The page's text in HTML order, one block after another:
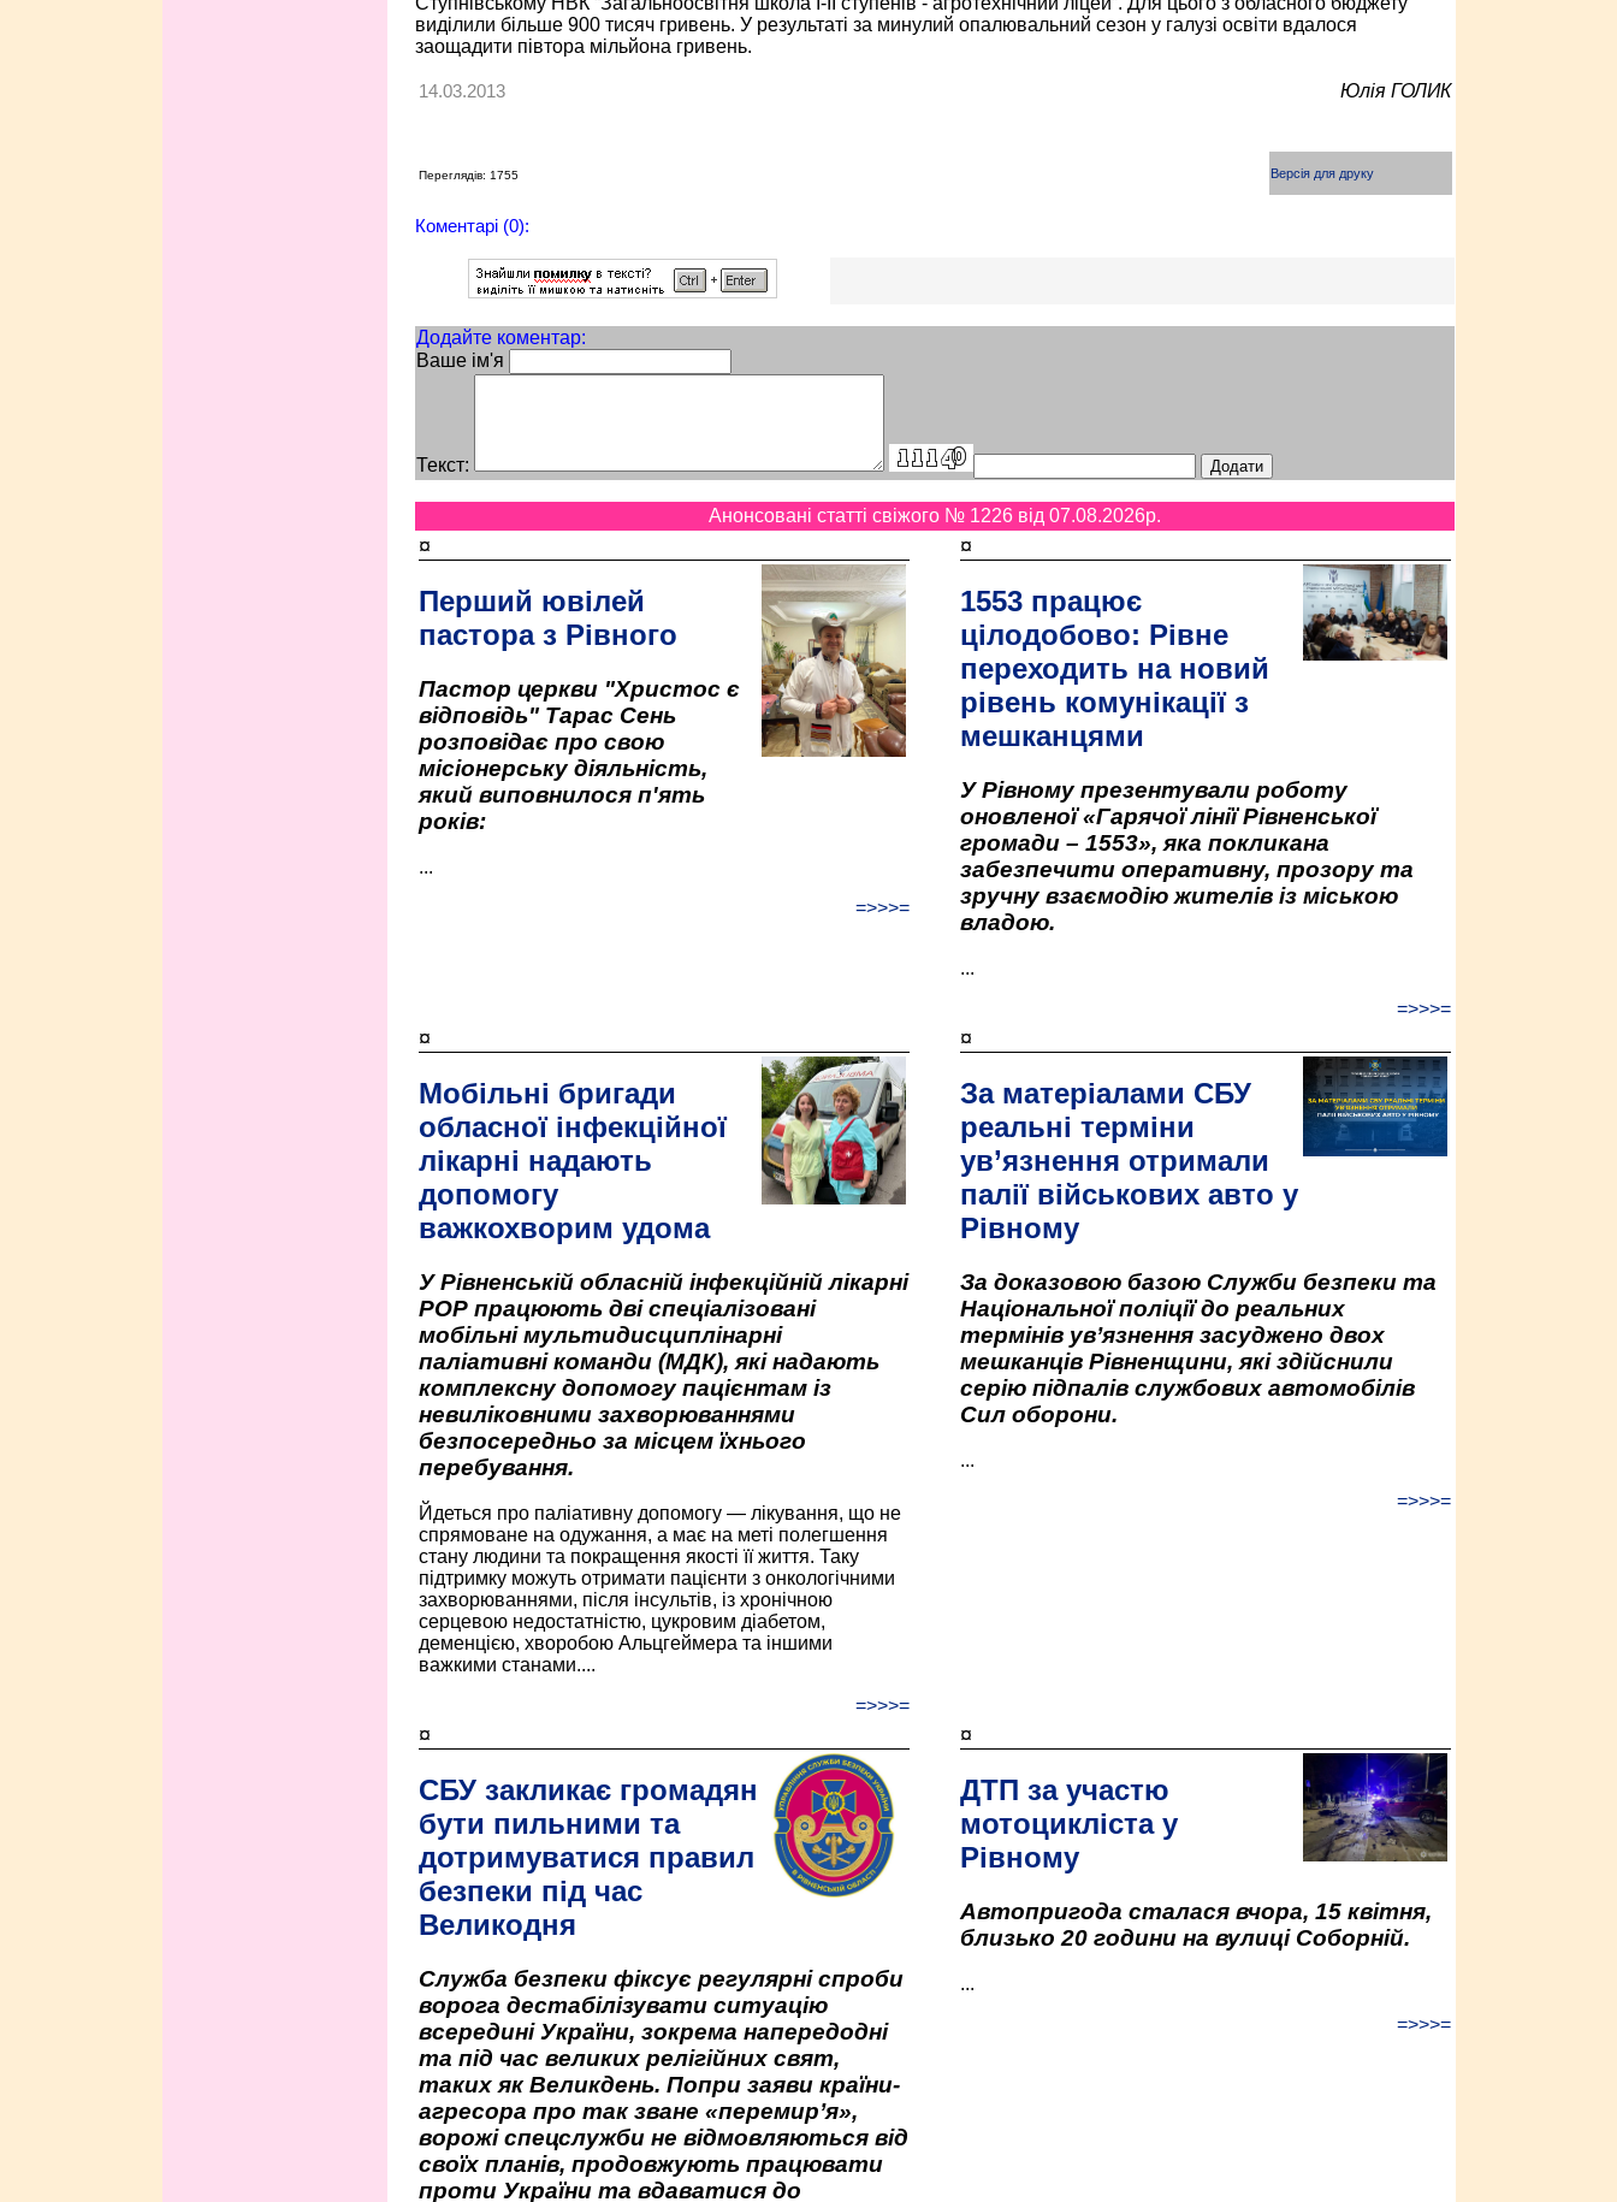
виділили більше 900 тисяч гривень. У результаті за минулий опалювальний сезон у галузі освіти вдалося
заощадити півтора мільйона гривень.
14.03.2013 Юлія ГОЛИК
Переглядів: 1755 Версія для друку
Коментарі (0):
Додайте коментар:
Ваше ім'я
Текст:
Анонсовані статті свіжого № 1226 від 07.08.2026p.
¤
Перший ювілей
пастора з Рівного
Пастор церкви "Христос є
відповідь" Тарас Сень
розповідає про свою
місіонерську діяльність,
який виповнилося п'ять
років:
...
=>>>=
¤
1553 працює
цілодобово: Рівне
переходить на новий
рівень комунікації з
мешканцями
У Рівному презентували роботу
оновленої «Гарячої лінії Рівненської
громади – 1553», яка покликана
забезпечити оперативну, прозору та
зручну взаємодію жителів із міською
владою.
...
=>>>=
¤
Мобільні бригади
обласної інфекційної
лікарні надають
допомогу
важкохворим удома
У Рівненській обласній інфекційній лікарні
РОР працюють дві спеціалізовані
мобільні мультидисциплінарні
паліативні команди (МДК), які надають
комплексну допомогу пацієнтам із
невиліковними захворюваннями
безпосередньо за місцем їхнього
перебування.
Йдеться про паліативну допомогу — лікування, що не
спрямоване на одужання, а має на меті полегшення
стану людини та покращення якості її життя. Таку
підтримку можуть отримати пацієнти з онкологічними
захворюваннями, після інсультів, із хронічною
серцевою недостатністю, цукровим діабетом,
деменцією, хворобою Альцгеймера та іншими
важкими станами....
=>>>=
¤
За матеріалами СБУ
реальні терміни
ув’язнення отримали
палії військових авто у
Рівному
За доказовою базою Служби безпеки та
Національної поліції до реальних
термінів ув’язнення засуджено двох
мешканців Рівненщини, які здійснили
серію підпалів службових автомобілів
Сил оборони.
...
=>>>=
¤
СБУ закликає громадян
бути пильними та
дотримуватися правил
безпеки під час
Великодня
Служба безпеки фіксує регулярні спроби
ворога дестабілізувати ситуацію
всередині України, зокрема напередодні
та під час великих релігійних свят,
таких як Великдень. Попри заяви країни-
агресора про так зване «перемир’я»,
ворожі спецслужби не відмовляються від
своїх планів, продовжують працювати
проти України та вдаватися до
¤
ДТП за участю
мотоцикліста у
Рівному
Автопригода сталася вчора, 15 квітня,
близько 20 години на вулиці Соборній.
...
=>>>=